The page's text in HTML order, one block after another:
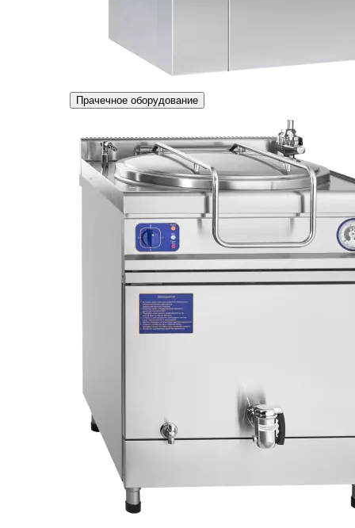
Прачечное оборудование